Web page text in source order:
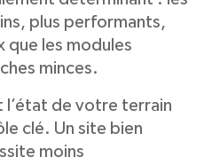
plus performants,
que les modules
minces.
l’état de votre terrain
clé. Un site bien
moins